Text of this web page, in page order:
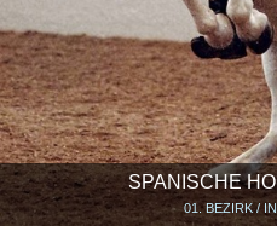
SPANISCHE
01. BEZIRK /